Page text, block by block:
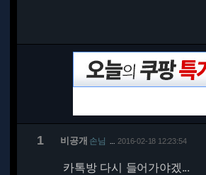
1 비공개 손님 2016-02-18 12:23:54
카톡방 다시 들어가야겠...